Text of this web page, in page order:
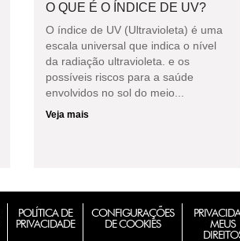
O QUE É O ÍNDICE DE UV?
O índice de UV (Ultravioleta) é uma
escala universal que indica o nível
da radiação ultravioleta. e os
possíveis riscos para a saúde
envolvidos no sol do meio...
Veja mais
POLÍTICA DE
PRIVACIDADE
CONFIGURAÇÕES
DE COOKIES
MEUS